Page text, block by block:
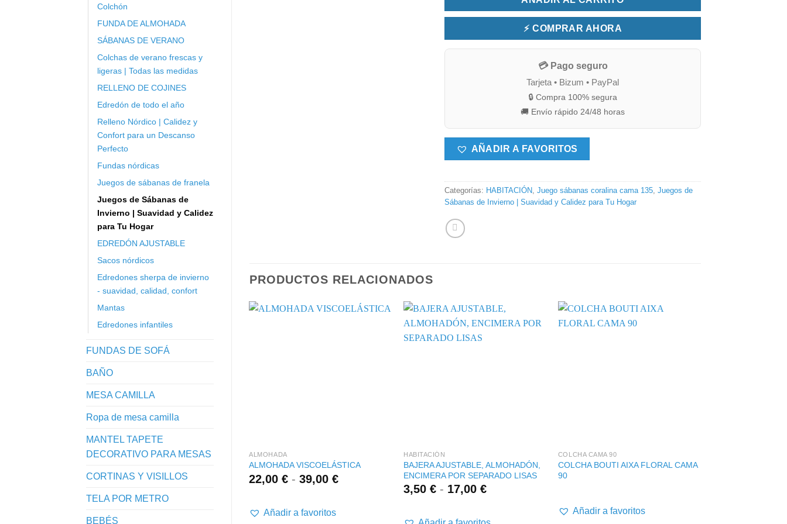
Colchón
FUNDA DE ALMOHADA
SÁBANAS DE VERANO
Colchas de verano frescas y
ligeras | Todas las medidas
RELLENO DE COJINES
Edredón de todo el año
Relleno Nórdico | Calidez y
Confort para un Descanso
Perfecto
Fundas nórdicas
Juegos de sábanas de franela
Juegos de Sábanas de
Invierno | Suavidad y Calidez
para Tu Hogar
EDREDÓN AJUSTABLE
Sacos nórdicos
Edredones sherpa de invierno
- suavidad, calidad, confort
Mantas
Edredones infantiles
FUNDAS DE SOFÁ
BAÑO
MESA CAMILLA
Ropa de mesa camilla
MANTEL TAPETE
DECORATIVO PARA MESAS
CORTINAS Y VISILLOS
TELA POR METRO
BEBÉS
⚡ COMPRAR AHORA
💳 Pago seguro
Tarjeta • Bizum • PayPal
🔒 Compra 100% segura
🚚 Envío rápido 24/48 horas
AÑADIR A FAVORITOS
Categorías: HABITACIÓN,Juego sábanas coralina cama 135,Juegos de
Sábanas de Invierno | Suavidad y Calidez para Tu Hogar
PRODUCTOS RELACIONADOS
ALMOHADA
ALMOHADA VISCOELÁSTICA
22,00€ - 39,00€Rango
Añadir a favoritos
HABITACIÓN
BAJERA AJUSTABLE, ALMOHADÓN,
ENCIMERA POR SEPARADO LISAS
3,50€ - 17,00€Rango
COLCHA CAMA 90
COLCHA BOUTI AIXA FLORAL CAMA
90
Añadir a favoritos